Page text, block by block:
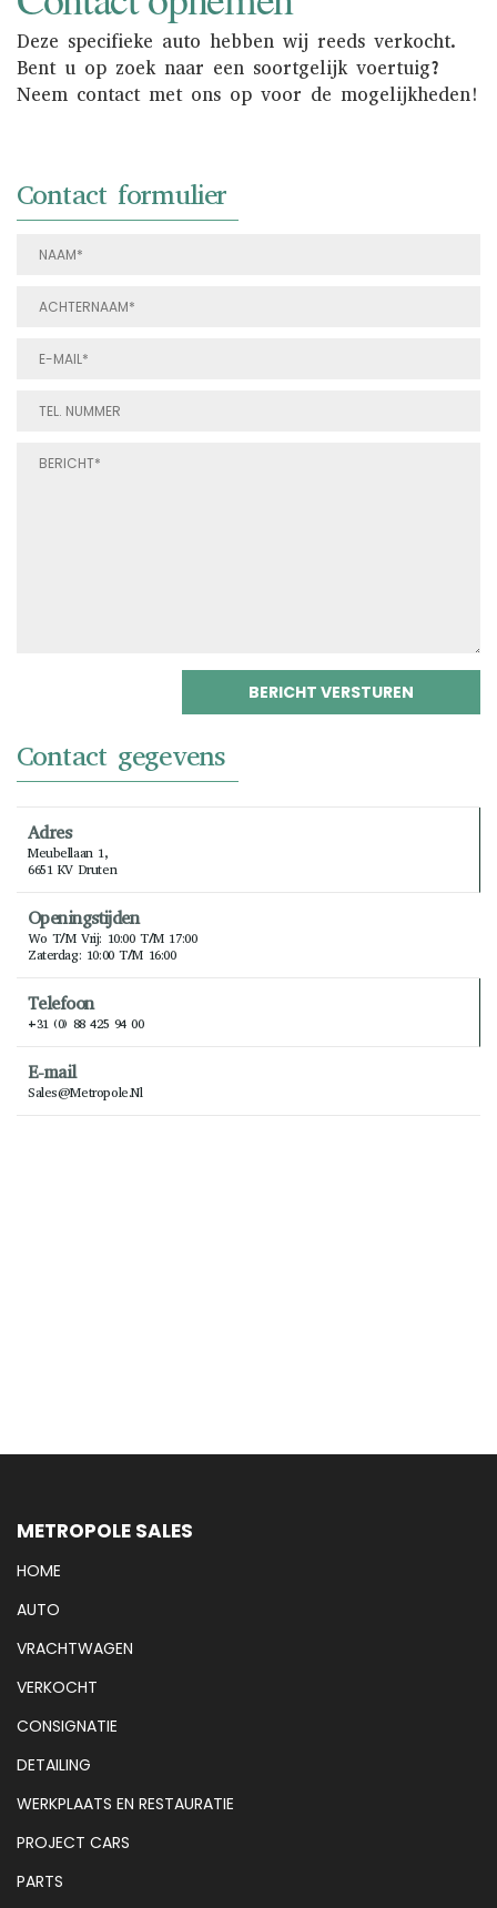
Deze specifieke auto hebben wij reeds verkocht.
Bent u op zoek naar een soortgelijk voertuig?
Neem contact met ons op voor de mogelijkheden!
Contact formulier
Contact gegevens
Adres
Meubellaan 1,
6651 KV Druten
Openingstijden
Wo T/m Vrij: 10:00 T/m 17:00
Zaterdag: 10:00 T/m 16:00
Telefoon
+31 (0) 88 425 94 00
E-mail
Sales@metropole.nl
METROPOLE SALES
HOME
AUTO
VRACHTWAGEN
VERKOCHT
CONSIGNATIE
DETAILING
WERKPLAATS EN RESTAURATIE
PROJECT CARS
PARTS